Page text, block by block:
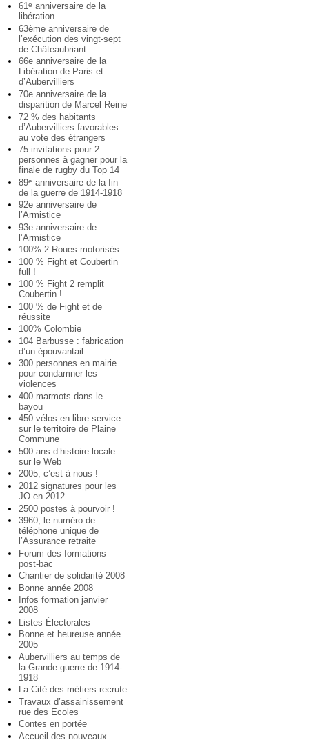
61e anniversaire de la
libération
63ème anniversaire de
l’exécution des vingt-sept
de Châteaubriant
66e anniversaire de la
Libération de Paris et
d’Aubervilliers
70e anniversaire de la
disparition de Marcel Reine
72 % des habitants
d’Aubervilliers favorables
au vote des étrangers
75 invitations pour 2
personnes à gagner pour la
finale de rugby du Top 14
89e anniversaire de la fin
de la guerre de 1914-1918
92e anniversaire de
l’Armistice
93e anniversaire de
l’Armistice
100% 2 Roues motorisés
100 % Fight et Coubertin
full !
100 % Fight 2 remplit
Coubertin !
100 % de Fight et de
réussite
100% Colombie
104 Barbusse : fabrication
d’un épouvantail
300 personnes en mairie
pour condamner les
violences
400 marmots dans le
bayou
450 vélos en libre service
sur le territoire de Plaine
Commune
500 ans d’histoire locale
sur le Web
2005, c’est à nous !
2012 signatures pour les
JO en 2012
2500 postes à pourvoir !
3960, le numéro de
téléphone unique de
l’Assurance retraite
Forum des formations
post-bac
Chantier de solidarité 2008
Bonne année 2008
Infos formation janvier
2008
Listes Électorales
Bonne et heureuse année
2005
Aubervilliers au temps de
la Grande guerre de 1914-
1918
La Cité des métiers recrute
Travaux d’assainissement
rue des Ecoles
Contes en portée
Accueil des nouveaux